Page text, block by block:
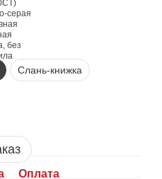
Слань-книжка
Оплата